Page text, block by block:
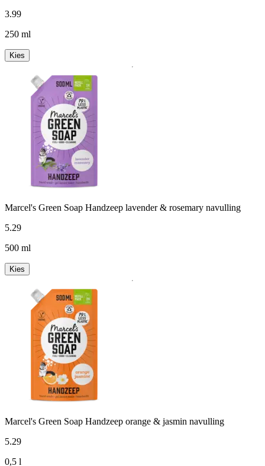
3.99
250 ml
Kies
Marcel's Green Soap Handzeep lavender & rosemary navulling
5.29
500 ml
Kies
Marcel's Green Soap Handzeep orange & jasmin navulling
5.29
0,5 l